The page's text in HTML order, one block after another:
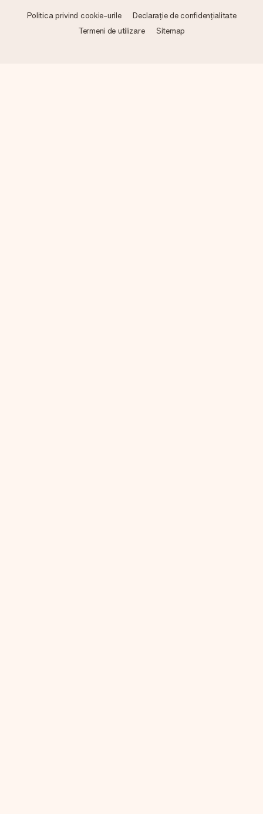
Politica privind cookie-urile
Declarație de confidențialitate
Termeni de utilizare
Sitemap